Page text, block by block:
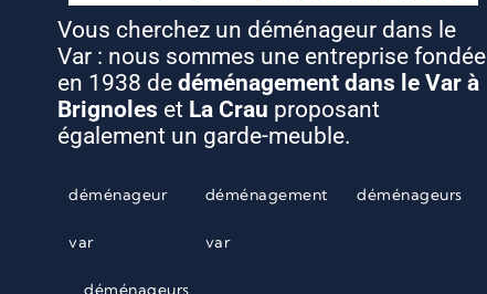
Vous cherchez un déménageur dans le
Var : nous sommes une entreprise fondée
en 1938 de déménagement dans le Var à
Brignoles et La Crau proposant
également un garde-meuble.
déménageur
var
déménagement
var
déménageurs
déménageurs